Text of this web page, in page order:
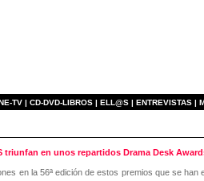
TV | CD-DVD-LIBROS | ELL@S | ENTREVISTAS |
triunfan en unos repartidos Drama Desk
en la 56ª edición de estos premios que se